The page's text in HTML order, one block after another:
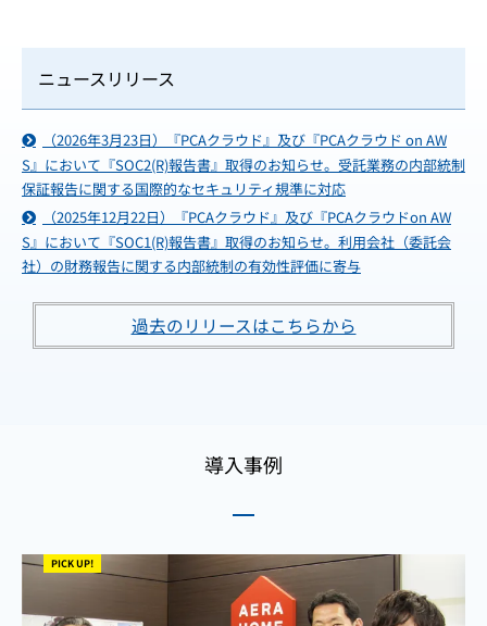
ニュースリリース
（2026年3月23日）『PCAクラウド』及び『PCAクラウド on AW
S』において『SOC2(R)報告書』取得のお知らせ。受託業務の内部統制
保証報告に関する国際的なセキュリティ規準に対応
（2025年12月22日）『PCAクラウド』及び『PCAクラウドon AW
S』において『SOC1(R)報告書』取得のお知らせ。利用会社（委託会
社）の財務報告に関する内部統制の有効性評価に寄与
過去のリリースはこちらから
導入事例
PICK UP!